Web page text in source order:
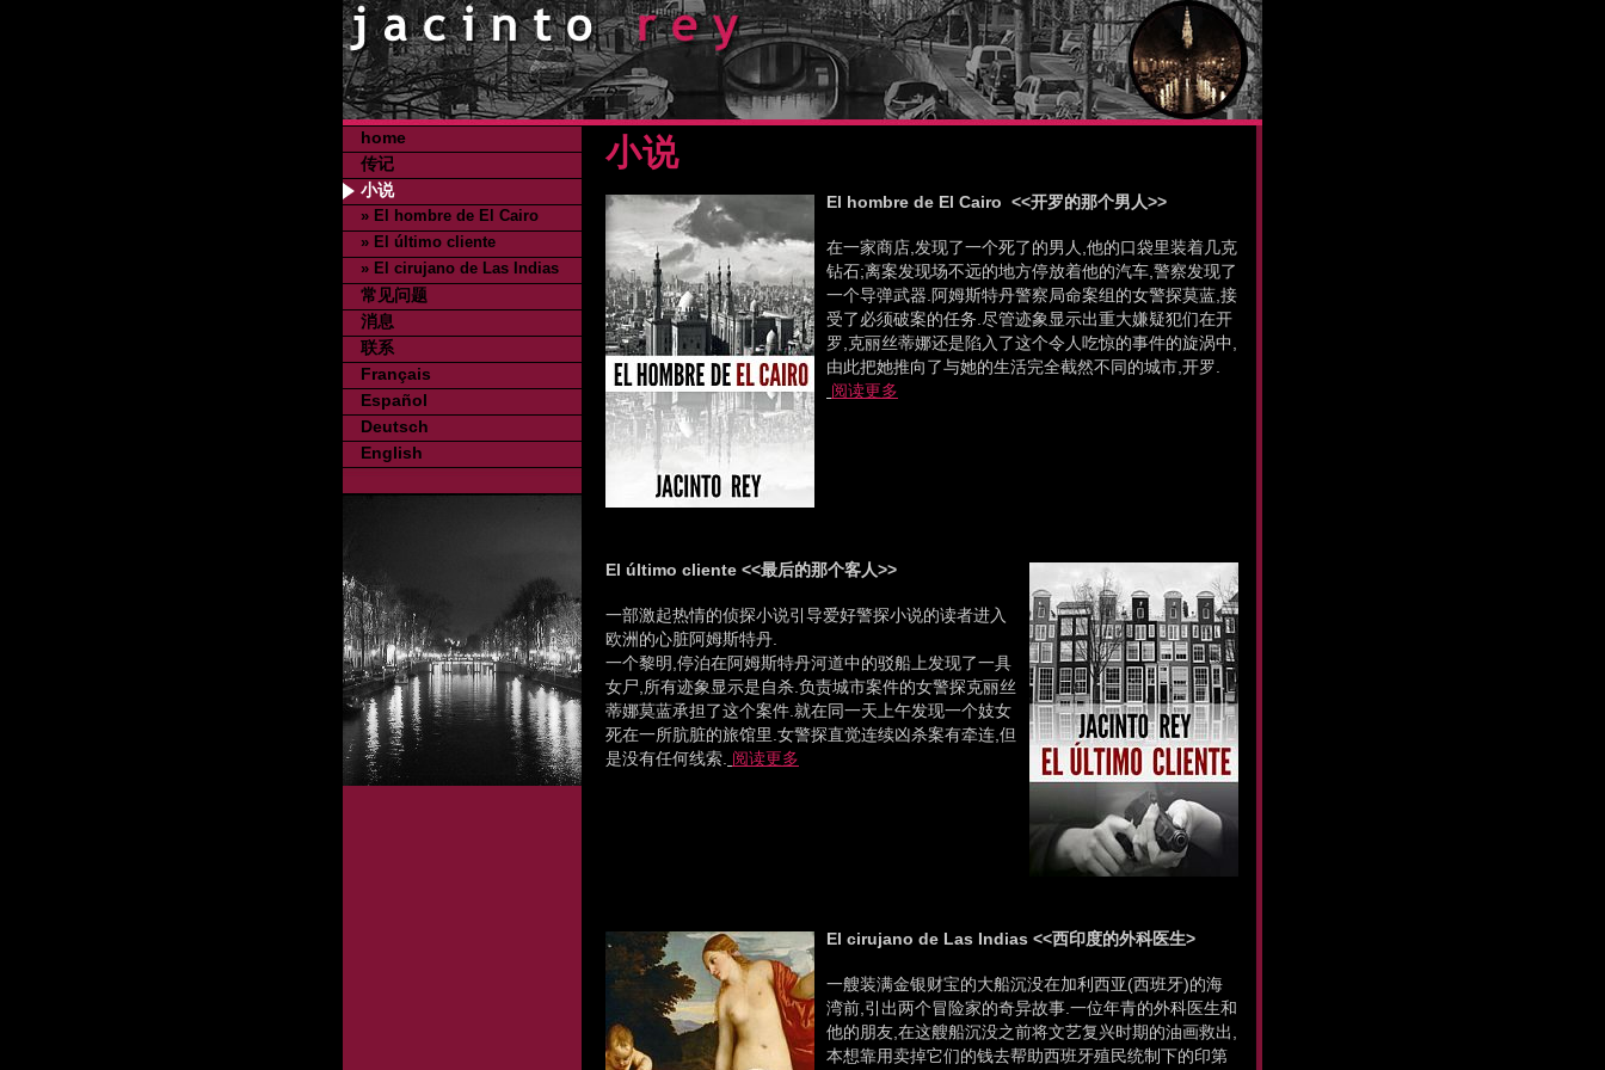
home
传记
小说
» El hombre de El Cairo
» El último cliente
» El cirujano de Las Indias
常见问题
消息
联系
Français
Español
Deutsch
English
小说
El hombre de El Cairo <<开罗的那个男人>>
在一家商店,发现了一个死了的男人,他的口袋里装着几克
钻石;离案发现场不远的地方停放着他的汽车,警察发现了
一个导弹武器.阿姆斯特丹警察局命案组的女警探莫蓝,接
受了必须破案的任务.尽管迹象显示出重大嫌疑犯们在开
罗,克丽丝蒂娜还是陷入了这个令人吃惊的事件的旋涡中,
由此把她推向了与她的生活完全截然不同的城市,开罗.
阅读更多
El último cliente <<最后的那个客人>>
一部激起热情的侦探小说引导爱好警探小说的读者进入
欧洲的心脏阿姆斯特丹.
一个黎明,停泊在阿姆斯特丹河道中的驳船上发现了一具
女尸,所有迹象显示是自杀.负责城市案件的女警探克丽丝
蒂娜莫蓝承担了这个案件.就在同一天上午发现一个妓女
死在一所肮脏的旅馆里.女警探直觉连续凶杀案有牵连,但
是没有任何线索. 阅读更多
El cirujano de Las Indias <<西印度的外科医生>
一艘装满金银财宝的大船沉没在加利西亚(西班牙)的海
湾前,引出两个冒险家的奇异故事.一位年青的外科医生和
他的朋友,在这艘船沉没之前将文艺复兴时期的油画救出,
本想靠用卖掉它们的钱去帮助西班牙殖民统制下的印第